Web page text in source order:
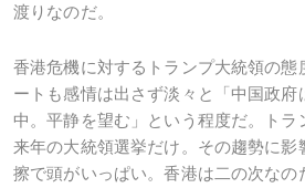
渡りなのだ。
香港危機に対するトランプ大統領の態
ートも感情は出さず淡々と「中国政府
中。平静を望む」という程度だ。トラ
来年の大統領選挙だけ。その趨勢に影
擦で頭がいっぱい。香港は二の次なの